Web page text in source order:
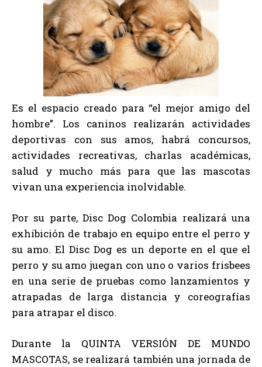
Es el espacio creado para “el mejor amigo del
hombre”. Los caninos realizarán actividades
deportivas con sus amos, habrá concursos,
actividades recreativas, charlas académicas,
salud y mucho más para que las mascotas
vivan una experiencia inolvidable.
Por su parte, Disc Dog Colombia realizará una
exhibición de trabajo en equipo entre el perro y
su amo. El Disc Dog es un deporte en el que el
perro y su amo juegan con uno o varios frisbees
en una serie de pruebas como lanzamientos y
atrapadas de larga distancia y coreografías
para atrapar el disco.
Durante la QUINTA VERSIÓN DE MUNDO
MASCOTAS, se realizará también una jornada de